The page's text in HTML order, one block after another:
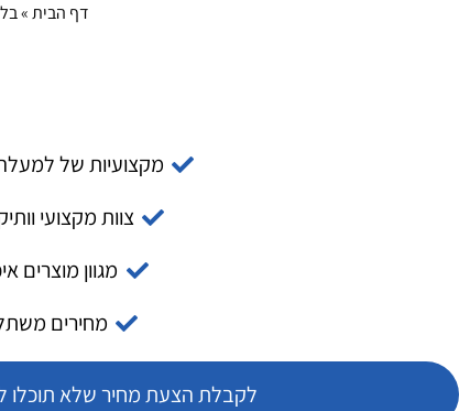
דף הבית»
מקצועיות של למעלה מ-
צוות מקצועי
מגוון מוצרים
מחירים
לקבלת הצעת מחיר שלא תוכלו